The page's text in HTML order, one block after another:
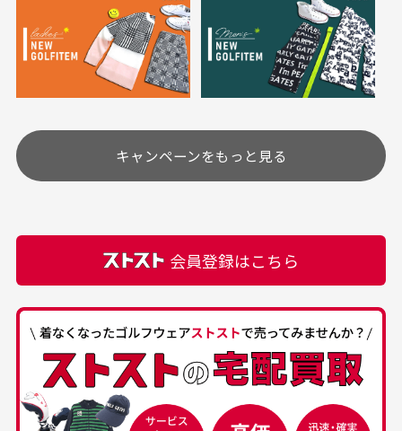
30代女性
高価なブルゾンがお
高価なブルゾンがお安く
購入できました。状態も
最高でした。
30代女性
いつも素敵な商品を
す
美品です。いつも素敵な
商品をありがとうござい
ます。
30代男性 50代男性
ご注文下さいませ。
定休日はありますか？
土.日.祝日は定休日となっております。
その他の休日につきましてはサイト上にて告知させて
頂きます。
カートの有効時間はありますか？
は自動的にカート内の商品が削除されますのでご注意
下さい。
お気に入り機能をご利用下さい。
ユーズド商品の特性故、メンテンスを行っておりま
すが、におい（煙草、香水、お香、古着特有の香
り、柔軟剤等)が付着している場合がございます。
付属品について
付属品の記載につきましては、弊社に入荷した時点
ある場合もございます。
経年劣化について
当店では商品の管理には細心の注意を払っておりま
すが、経年により素材の劣化やパーツの強度低下が
キャンペーンをもっと見る
会員登録はこちら